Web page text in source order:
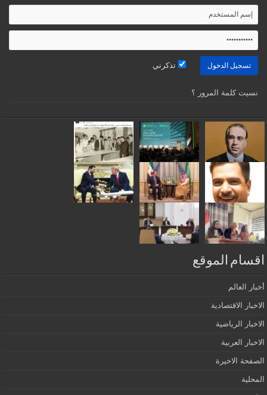
تذكرني
نسيت كلمة المرور ؟
اقسام الموقع
أخبار العالم
الاخبار الاقتصادية
الاخبار الرياضية
الاخبار العربية
الصفحة الاخيرة
المحلية